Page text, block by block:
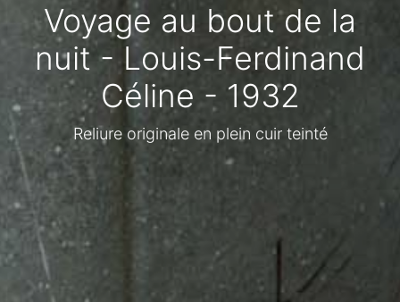
Voyage au bout de la
nuit - Louis-Ferdinand
Céline - 1932
Reliure originale en plein cuir teinté